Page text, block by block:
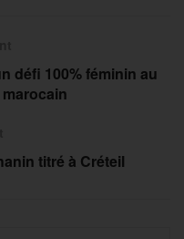
défi 100% féminin au
titré à Créteil